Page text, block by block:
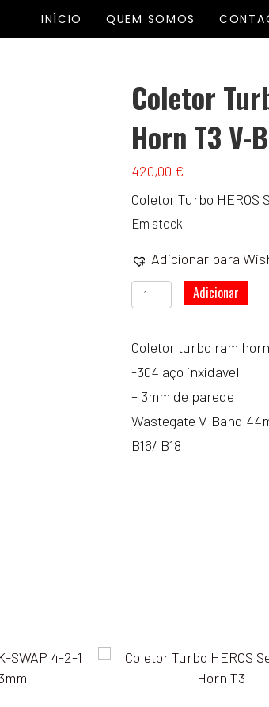
INÍCIO QUEM SOMOS
Coletor
Horn T3 V-
420,00 €
Coletor Turbo HEROS
Em stock
Adicionar para
Quantidade
de
Turbo
HEROS
Serie
B
Horn
Adicionar
Coletor turbo ram
-304 aço inxidavel
– 3mm de parede
Wastegate V-Band
B16/ B18